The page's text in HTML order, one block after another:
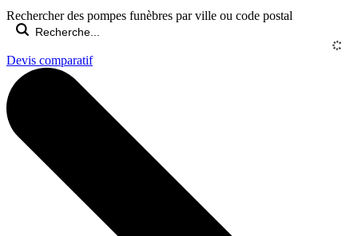
Rechercher des pompes funèbres par ville ou code postal
Devis comparatif